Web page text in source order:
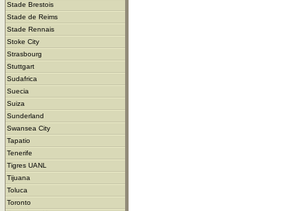
Stade Brestois
Stade de Reims
Stade Rennais
Stoke City
Strasbourg
Stuttgart
Sudafrica
Suecia
Suiza
Sunderland
Swansea City
Tapatio
Tenerife
Tigres UANL
Tijuana
Toluca
Toronto